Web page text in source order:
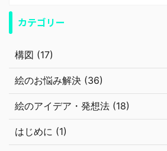
カテゴリー
構図 (17)
絵のお悩み解決 (36)
絵のアイデア・発想法 (18)
はじめに (1)